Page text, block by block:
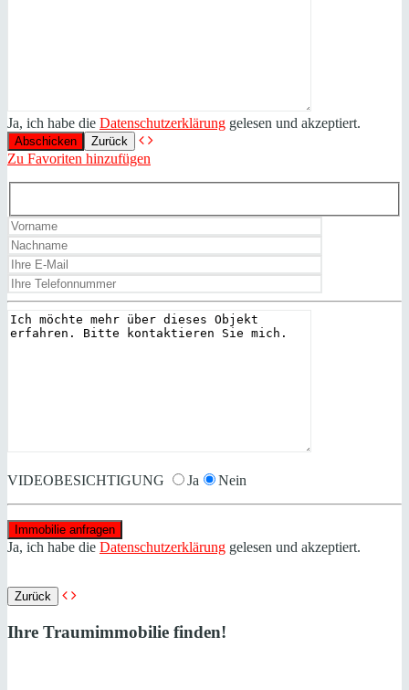
Ja, ich habe die Datenschutzerklärung gelesen und akzeptiert.
Zurück
Zu Favoriten hinzufügen
VIDEOBESICHTIGUNG Ja Nein
Ja, ich habe die Datenschutzerklärung gelesen und akzeptiert.
Zurück
Ihre Traumimmobilie finden!